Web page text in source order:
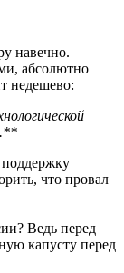
навечно.
абсолютно
недешево:
поддержку
что провал
Ведь перед
капусту перед